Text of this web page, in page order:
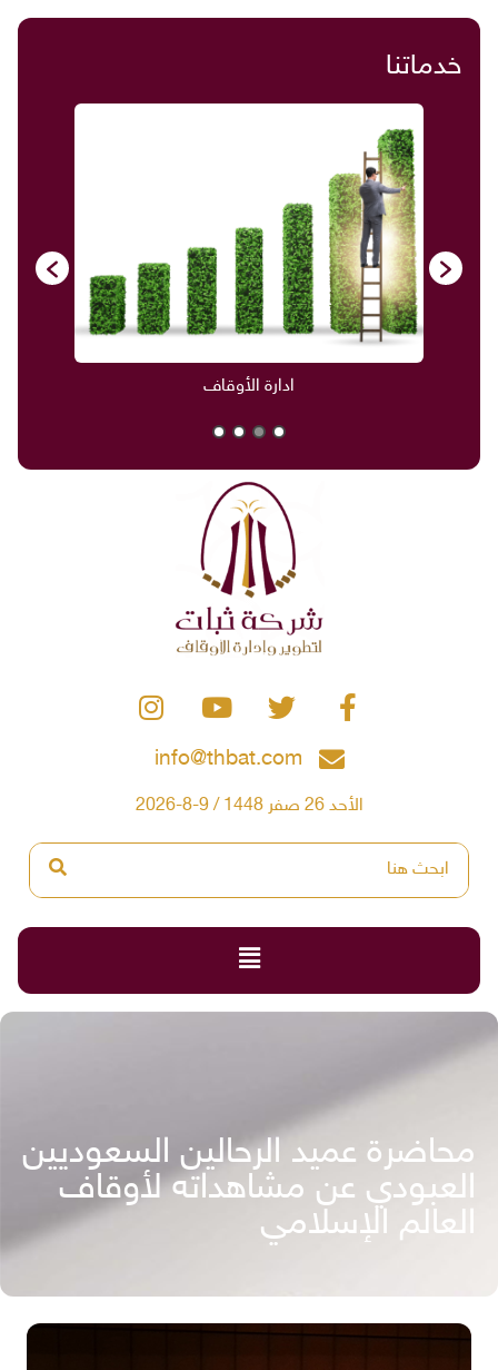
خدماتنا
صناديق العائلة
info@thbat.com
الأحد 26 صفر 1448 / 9-8-2026
محاضرة عميد الرحالين السعوديين
العبودي عن مشاهداته لأوقاف
العالم الإسلامي